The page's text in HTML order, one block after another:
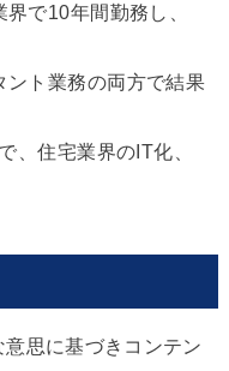
で10年間勤務し、
ント業務の両方で結果
、住宅業界のIT化、
思に基づきコンテン